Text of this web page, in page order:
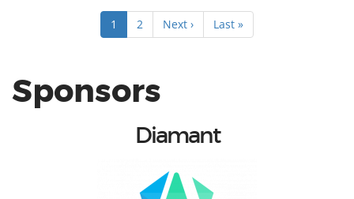
Page
courante
1 Page
2
Page
suivante
Next ›
Dernière
page
Last »
Sponsors
Diamant